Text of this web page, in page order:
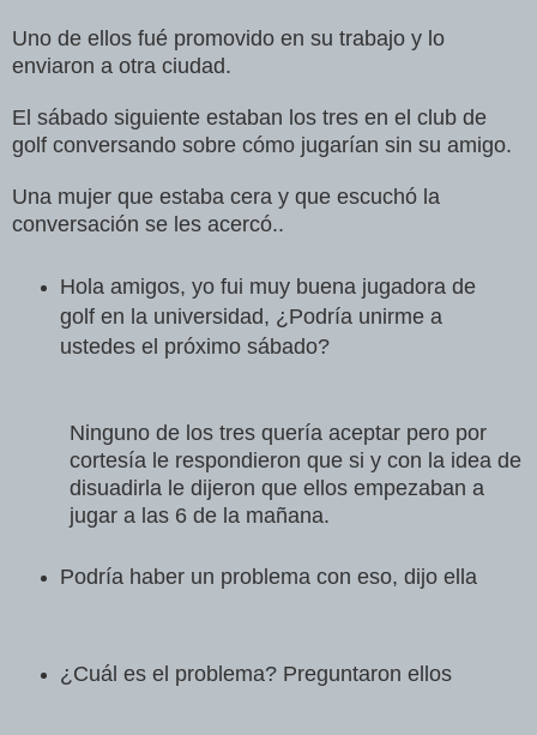
Uno de ellos fué promovido en su trabajo y lo
enviaron a otra ciudad.
El sábado siguiente estaban los tres en el club de
golf conversando sobre cómo jugarían sin su amigo.
Una mujer que estaba cera y que escuchó la
conversación se les acercó..
Hola amigos, yo fui muy buena jugadora de
golf en la universidad, ¿Podría unirme a
ustedes el próximo sábado?
Ninguno de los tres quería aceptar pero por
cortesía le respondieron que si y con la idea de
disuadirla le dijeron que ellos empezaban a
jugar a las 6 de la mañana.
Podría haber un problema con eso, dijo ella
¿Cuál es el problema? Preguntaron ellos